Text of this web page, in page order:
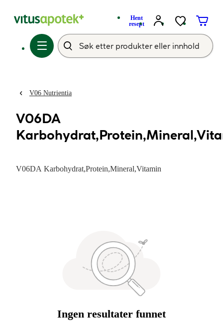
Hent
resept
V06 Nutrientia
V06DA
V06DA Karbohydrat,Protein,Mineral,Vitamin
Ingen resultater funnet